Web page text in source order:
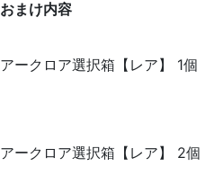
おまけ内容
アークロア選択箱【レア】 1個
アークロア選択箱【レア】 2個